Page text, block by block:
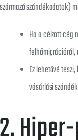
származó szándékadatok)
Ha a célzott cég
felhőmigrációról,
Ez lehetővé
vásárlási
2.